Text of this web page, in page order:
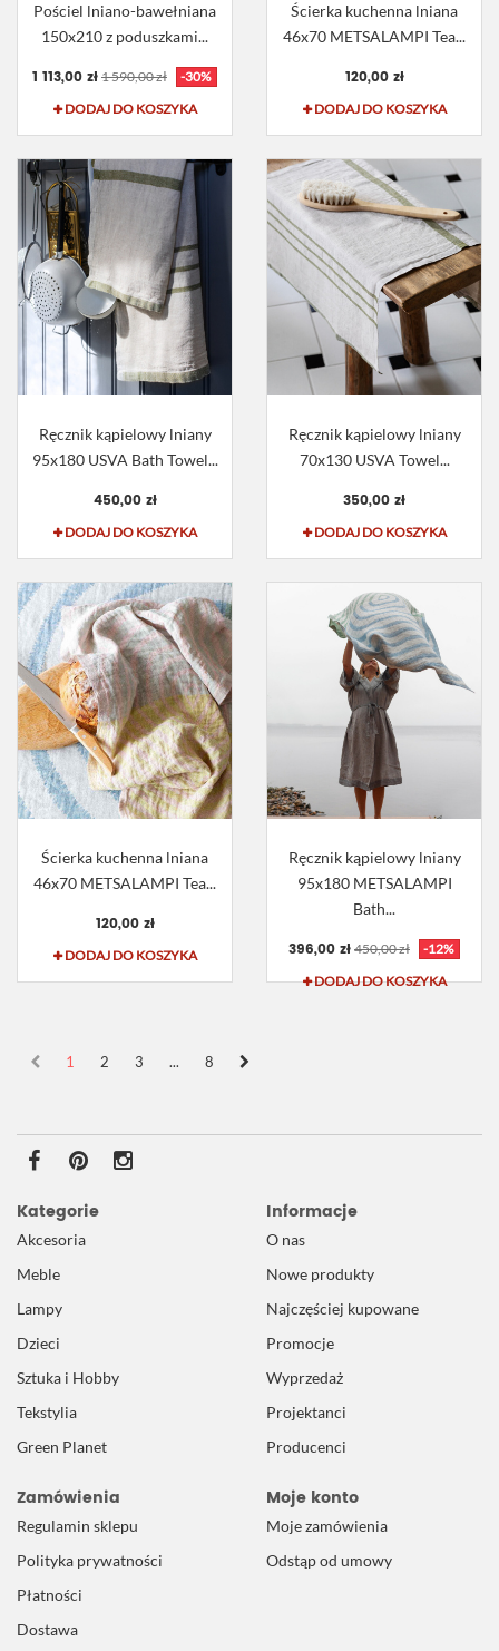
Pościel lniano-bawełniana
150x210 z poduszkami...
1 113,00 zł 1 590,00 zł
-30%
DODAJ DO KOSZYKA
Ścierka kuchenna lniana
46x70 METSALAMPI Tea...
120,00 zł
DODAJ DO KOSZYKA
Ręcznik kąpielowy lniany
95x180 USVA Bath Towel...
450,00 zł
DODAJ DO KOSZYKA
Ręcznik kąpielowy lniany
70x130 USVA Towel...
350,00 zł
DODAJ DO KOSZYKA
Ścierka kuchenna lniana
46x70 METSALAMPI Tea...
120,00 zł
DODAJ DO KOSZYKA
Ręcznik kąpielowy lniany
95x180 METSALAMPI
Bath...
396,00 zł 450,00 zł
-12%
DODAJ DO KOSZYKA
1 2 3 ... 8
Kategorie
Akcesoria
Meble
Lampy
Dzieci
Sztuka i Hobby
Tekstylia
Green Planet
Informacje
O nas
Nowe produkty
Najczęściej kupowane
Promocje
Wyprzedaż
Projektanci
Producenci
Zamówienia
Regulamin sklepu
Polityka prywatności
Płatności
Dostawa
Moje konto
Moje zamówienia
Odstąp od umowy